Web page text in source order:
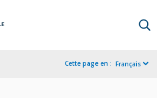
Cette page en : Français